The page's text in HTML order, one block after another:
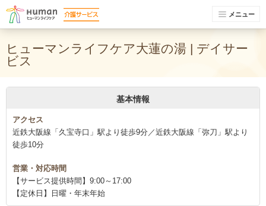
メニュー
ヒューマンライフケア大蓮の湯 | デイサー
ビス
基本情報
アクセス
近鉄大阪線「久宝寺口」駅より徒歩9分／近鉄大阪線「弥刀」駅より
徒歩10分
営業・対応時間
【サービス提供時間】9:00～17:00
【定休日】日曜・年末年始